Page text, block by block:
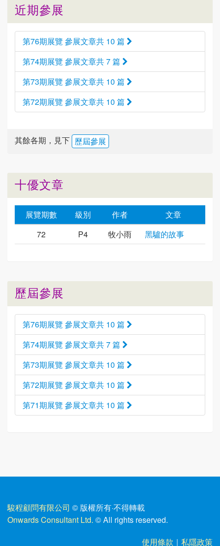
近期參展
第76期展覽 參展文章共 10 篇
第74期展覽 參展文章共 7 篇
第73期展覽 參展文章共 10 篇
第72期展覽 參展文章共 10 篇
其餘各期，見下 歷屆參展
十優文章
展覽期數 級別 作者
文章
72
P4 牧小雨 黑驢的故事
歷屆參展
第76期展覽 參展文章共 10 篇
第74期展覽 參展文章共 7 篇
第73期展覽 參展文章共 10 篇
第72期展覽 參展文章共 10 篇
第71期展覽 參展文章共 10 篇
駿程顧問有限公司 © 版權所有·不得轉載
Onwards Consultant Ltd. © All rights reserved.
使用條款 ｜ 私隱政策